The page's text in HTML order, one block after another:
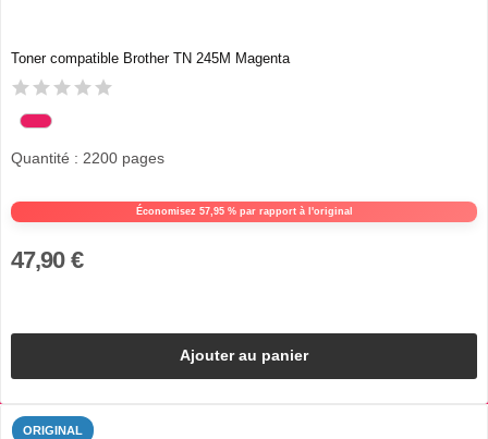
Toner compatible Brother TN 245M Magenta
Économisez 57,95 % par rapport à l'original
Quantité : 2200 pages
47,90 €
Ajouter au panier
ORIGINAL